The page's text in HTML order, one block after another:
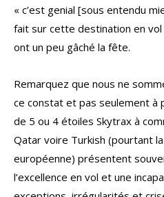
« c’est genial [sous entendu
fait sur cette destination en
ont un peu gâché la fête.
Remarquez que nous ne
ce constat et pas seulement à
de 5 ou 4 étoiles Skytrax à
Qatar voire Turkish (pourtant
européenne) présentent
l’excellence en vol et une